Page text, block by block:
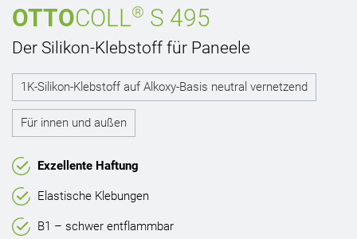
OTTOCOLL® S 495
Der Silikon-Klebstoff für Paneele
1K-Silikon-Klebstoff auf Alkoxy-Basis neutral vernetzend
Für innen und außen
Exzellente Haftung
Elastische Klebungen
B1 – schwer entflammbar